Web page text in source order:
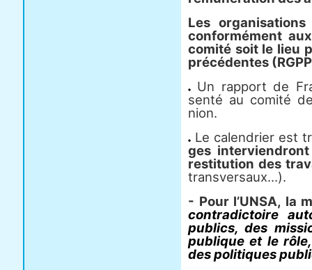
Les
confor­mé­ment
comité soit le lieu
pré­cé­den­tes
Un rap­port de
senté au comité
nion.
Le calen­drier est
ges
res­ti­tu­tion des
trans­ver­saux...).
- Pour l’UNSA, la
contra­dic­toire
publics, des
publi­que et le
des poli­ti­ques